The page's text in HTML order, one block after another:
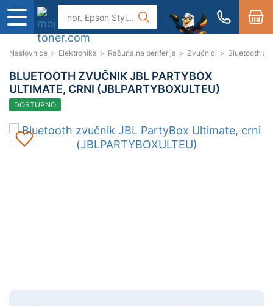
Naslovnica > Elektronika > Računalna periferija > Zvučnici > Bluetooth
BLUETOOTH ZVUČNIK JBL PARTYBOX
ULTIMATE, CRNI (JBLPARTYBOXULTEU)
DOSTUPNO